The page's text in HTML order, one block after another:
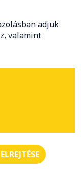
adjuk
valamint